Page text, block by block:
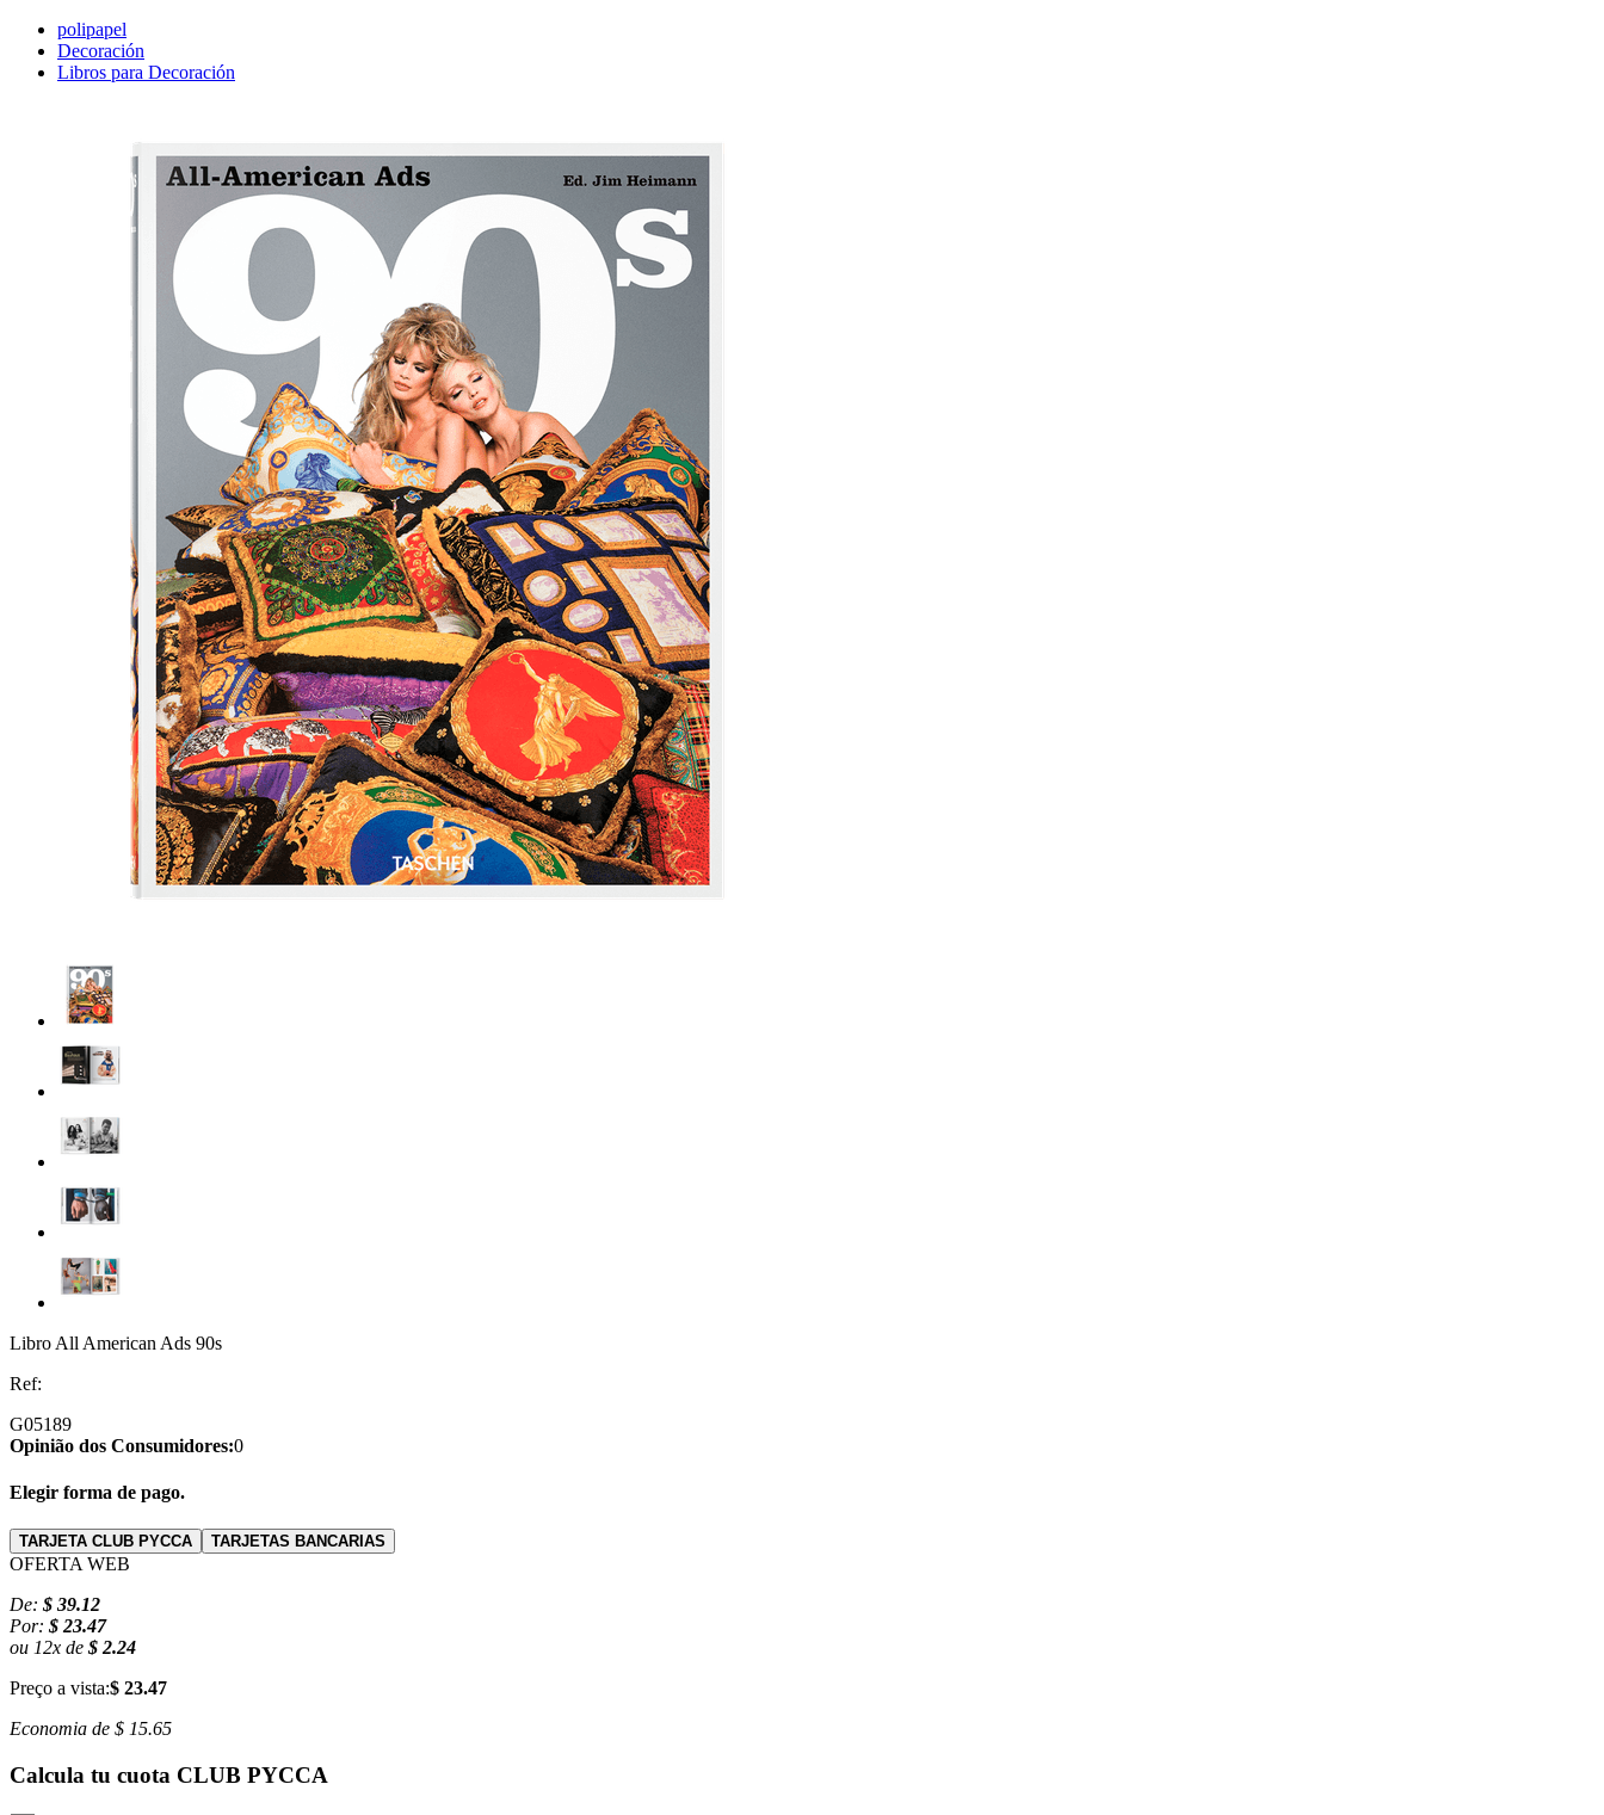
polipapel
Decoración
Libros para Decoración
Libro All American Ads 90s
Ref:
G05189
Opinião dos Consumidores:0
Elegir forma de pago.
TARJETA CLUB PYCCA TARJETAS BANCARIAS
OFERTA WEB
De: $ 39.12
Por: $ 23.47
ou 12x de $ 2.24
Preço a vista:$ 23.47
Economia de $ 15.65
Calcula tu cuota CLUB PYCCA